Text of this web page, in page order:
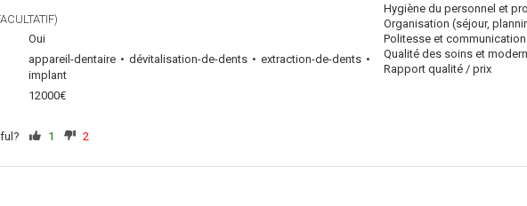
Hygiène du personnel et
Organisation (séjour,
Politesse et
Qualité des soins et
Rapport qualité / prix
Oui
appareil-dentaire dévitalisation-de-dents
extraction-de-dents
implant
12000€
1 2